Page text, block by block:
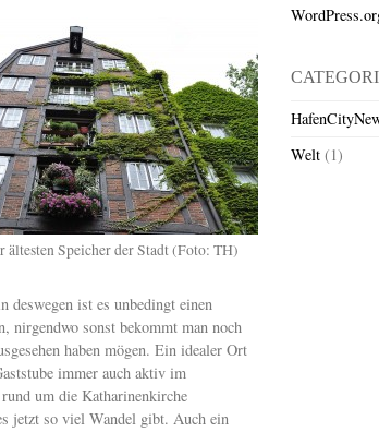
ältesten Speicher der Stadt (Foto: TH)
deswegen ist es unbedingt einen
nirgendwo sonst bekommt man noch
haben mögen. Ein idealer Ort
immer auch aktiv im
um die Katharinenkirche
jetzt so viel Wandel gibt. Auch ein
Welt (1)